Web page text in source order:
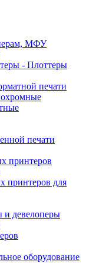
МФУ
- Плоттеры
печати
печати
принтеров
принтеров для
и девелоперы
оборудование